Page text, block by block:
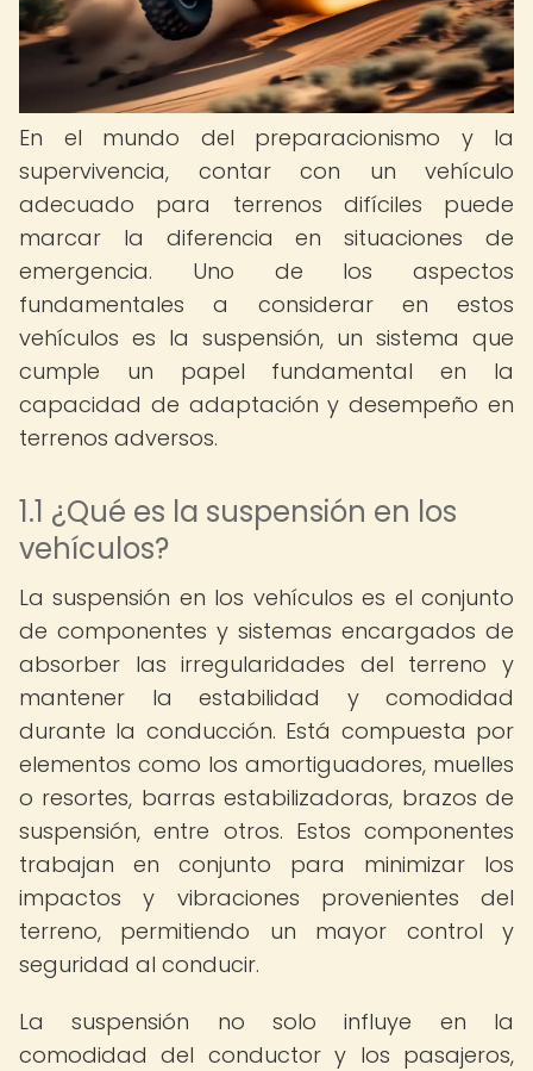
En el mundo del preparacionismo y la
supervivencia, contar con un vehículo
adecuado para terrenos difíciles puede
marcar la diferencia en situaciones de
emergencia. Uno de los aspectos
fundamentales a considerar en estos
vehículos es la suspensión, un sistema que
cumple un papel fundamental en la
capacidad de adaptación y desempeño en
terrenos adversos.
1.1 ¿Qué es la suspensión en los
vehículos?
La suspensión en los vehículos es el conjunto
de componentes y sistemas encargados de
absorber las irregularidades del terreno y
mantener la estabilidad y comodidad
durante la conducción. Está compuesta por
elementos como los amortiguadores, muelles
o resortes, barras estabilizadoras, brazos de
suspensión, entre otros. Estos componentes
trabajan en conjunto para minimizar los
impactos y vibraciones provenientes del
terreno, permitiendo un mayor control y
seguridad al conducir.
La suspensión no solo influye en la
comodidad del conductor y los pasajeros,